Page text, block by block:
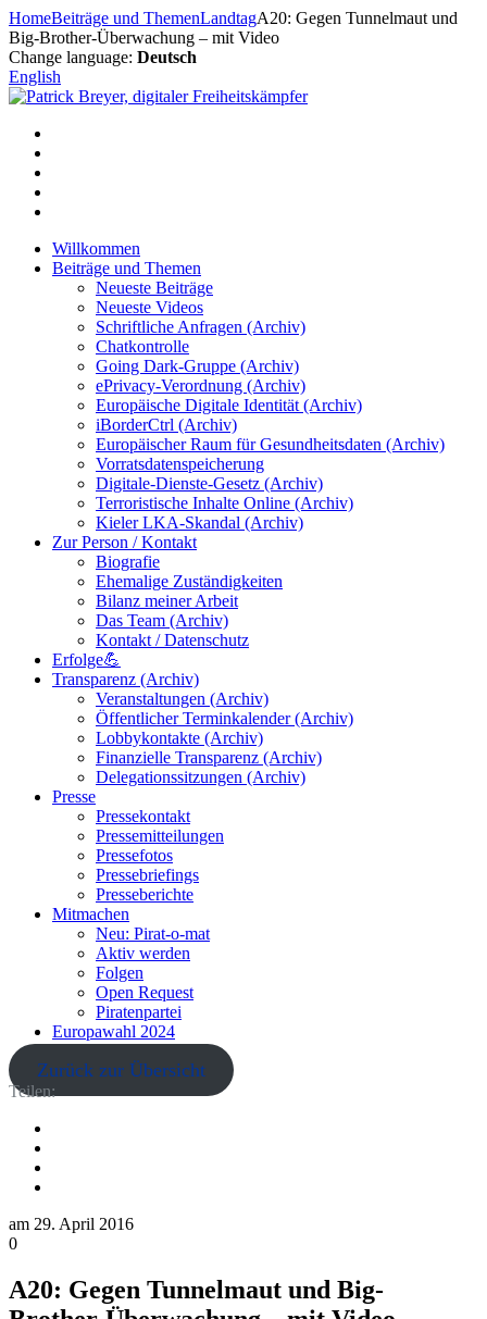
Zum
Inhalt
springen
HomeBeiträge und ThemenLandtagA20: Gegen Tunnelmaut und
Big-Brother-Überwachung – mit Video
Change language: Deutsch
English
Willkommen
Beiträge und Themen
Neueste Beiträge
Neueste Videos
Schriftliche Anfragen (Archiv)
Chatkontrolle
Going Dark-Gruppe (Archiv)
ePrivacy-Verordnung (Archiv)
Europäische Digitale Identität (Archiv)
iBorderCtrl (Archiv)
Europäischer Raum für Gesundheitsdaten (Archiv)
Vorratsdatenspeicherung
Digitale-Dienste-Gesetz (Archiv)
Terroristische Inhalte Online (Archiv)
Kieler LKA-Skandal (Archiv)
Zur Person / Kontakt
Biografie
Ehemalige Zuständigkeiten
Bilanz meiner Arbeit
Das Team (Archiv)
Kontakt / Datenschutz
Erfolge💪
Transparenz (Archiv)
Veranstaltungen (Archiv)
Öffentlicher Terminkalender (Archiv)
Lobbykontakte (Archiv)
Finanzielle Transparenz (Archiv)
Delegationssitzungen (Archiv)
Presse
Pressekontakt
Pressemitteilungen
Pressefotos
Pressebriefings
Presseberichte
Mitmachen
Neu: Pirat-o-mat
Aktiv werden
Folgen
Open Request
Piratenpartei
Europawahl 2024
Zurück zur Übersicht
Teilen:
am 29. April 2016
0
A20: Gegen Tunnelmaut und Big-